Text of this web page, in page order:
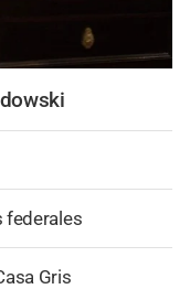
federales
Gris